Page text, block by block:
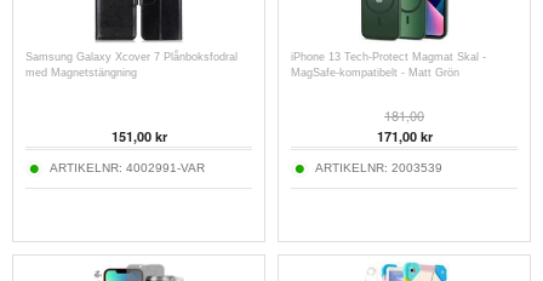
Samsung Galaxy Xcover 7 Plånboksfodral
med Magnetstängning
151,00 kr
ARTIKELNR: 4002991-VAR
iPhone 13 Tech-Protect Magmat Skal -
MagSafe-kompatibelt - Matt Grön
181,00
171,00 kr
ARTIKELNR: 2003539